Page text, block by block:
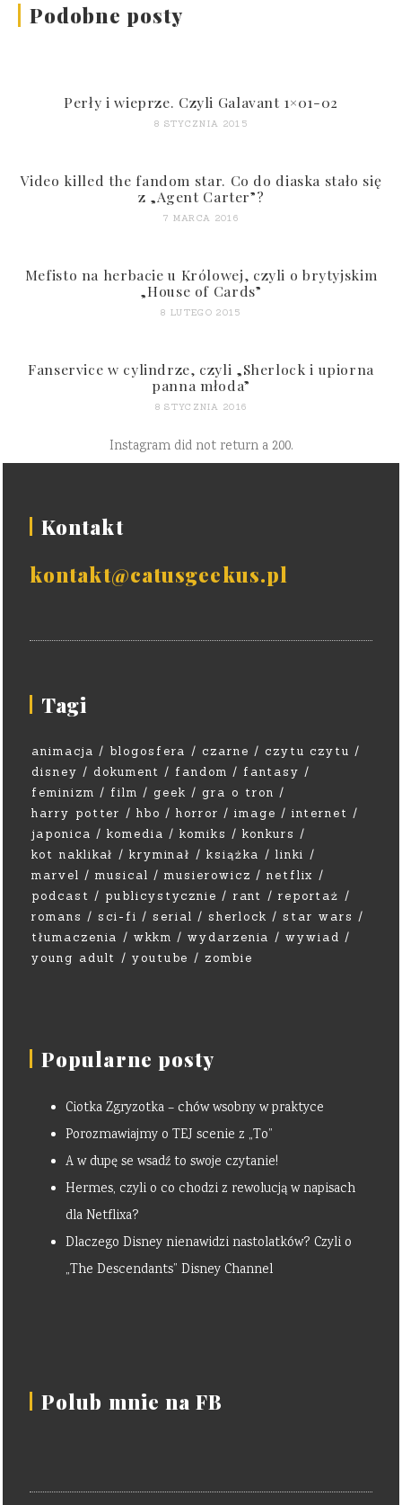
Podobne posty
Perły i wieprze. Czyli Galavant 1×01-02
8 STYCZNIA 2015
Video killed the fandom star. Co do diaska stało się
z „Agent Carter”?
7 MARCA 2016
Mefisto na herbacie u Królowej, czyli o brytyjskim
„House of Cards”
8 LUTEGO 2015
Fanservice w cylindrze, czyli „Sherlock i upiorna
panna młoda”
8 STYCZNIA 2016
Instagram did not return a 200.
Kontakt
kontakt@catusgeekus.pl
Tagi
animacja blogosfera czarne
czytu czytu
disney
dokument fandom
fantasy
feminizm
film geek
gra o tron
harry potter
hbo horror image
internet
japonica
komedia komiks
konkurs
kot naklikał
kryminał książka
linki
marvel
musical musierowicz
netflix
podcast
publicystycznie rant
reportaż
romans
sci-fi serial sherlock
star wars
tłumaczenia
wkkm wydarzenia
wywiad
young adult
youtube zombie
Popularne posty
Ciotka Zgryzotka – chów wsobny w praktyce
Porozmawiajmy o TEJ scenie z „To”
A w dupę se wsadź to swoje czytanie!
Hermes, czyli o co chodzi z rewolucją w napisach
dla Netflixa?
Dlaczego Disney nienawidzi nastolatków? Czyli o
„The Descendants” Disney Channel
Polub mnie na FB